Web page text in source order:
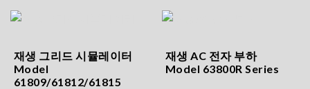
재생 그리드 시뮬레이터
Model
61809/61812/61815
재생 AC 전자 부하
Model 63800R Series